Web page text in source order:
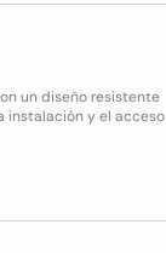
un diseño resistente
instalación y el acceso